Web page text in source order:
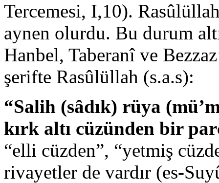
Tercemesi, I,10).
aynen olurdu. Bu durum
Hanbel, Taberanî ve
şerifte Rasûlüllah (s.a.s):
“Salih (sâdık) rüya
kırk altı cüzünden bir
“elli cüzden”, “yetmiş
rivayetler de vardır (es-